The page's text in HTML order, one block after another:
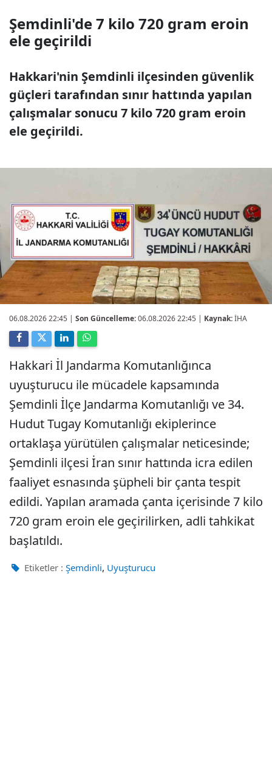
Şemdinli'de 7 kilo 720 gram eroin
ele geçirildi
Hakkari'nin Şemdinli ilçesinden güvenlik
güçleri tarafından sınır hattında yapılan
çalışmalar sonucu 7 kilo 720 gram eroin
ele geçirildi.
06.08.2026 22:45 | Son Güncelleme:06.08.2026 22:45 | Kaynak:İHA
Hakkari İl Jandarma Komutanlığınca
uyuşturucu ile mücadele kapsamında
Şemdinli İlçe Jandarma Komutanlığı ve 34.
Hudut Tugay Komutanlığı ekiplerince
ortaklaşa yürütülen çalışmalar neticesinde;
Şemdinli ilçesi İran sınır hattında icra edilen
faaliyet esnasında şüpheli bir çanta tespit
edildi. Yapılan aramada çanta içerisinde 7 kilo
720 gram eroin ele geçirilirken, adli tahkikat
başlatıldı.
Etiketler : Şemdinli, Uyuşturucu